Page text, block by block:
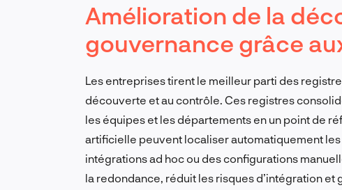
Amélioration de la
gouvernance grâce
Les entreprises tirent le meilleur parti des
découverte et au contrôle. Ces registres
les équipes et les départements en un point de
artificielle peuvent localiser automatiquement
intégrations ad hoc ou des configurations
la redondance, réduit les risques d’intégration